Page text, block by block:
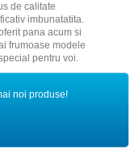
de calitate
imbunatatita.
pana acum si
frumoase modele
pentru voi.
noi produse!